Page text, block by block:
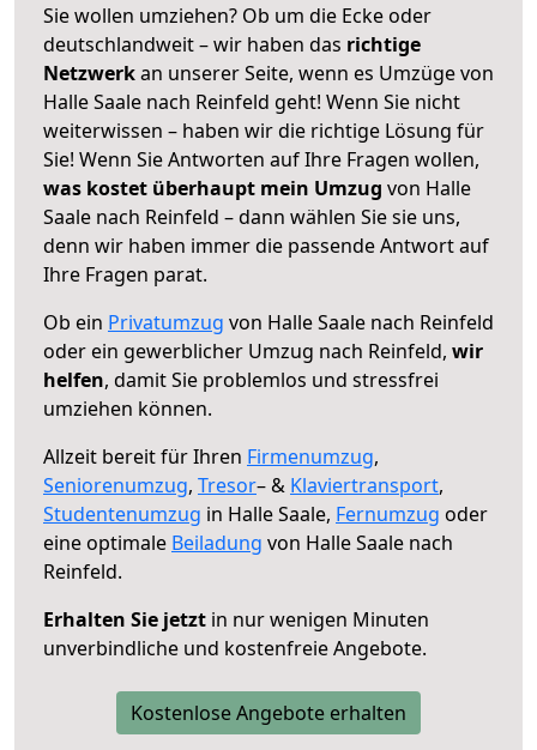
Sie wollen umziehen? Ob um die Ecke oder
deutschlandweit – wir haben das richtige
Netzwerkan unserer Seite, wenn es Umzüge von
Halle Saale nach Reinfeld geht! Wenn Sie nicht
weiterwissen – haben wir die richtige Lösung für
Sie! Wenn Sie Antworten auf Ihre Fragen wollen,
was kostet überhaupt mein Umzug von Halle
Saale nach Reinfeld – dann wählen Sie sie uns,
denn wir haben immer die passende Antwort auf
Ihre Fragen parat.
Ob ein Privatumzug von Halle Saale nach Reinfeld
oder ein gewerblicher Umzug nach Reinfeld, wir
helfen, damit Sie problemlos und stressfrei
umziehen können.
Allzeit bereit für Ihren Firmenumzug,
Seniorenumzug, Tresor– & Klaviertransport,
Studentenumzug in Halle Saale, Fernumzug oder
eine optimale Beiladung von Halle Saale nach
Reinfeld.
Erhalten Sie jetzt in nur wenigen Minuten
unverbindliche und kostenfreie Angebote.
Kostenlose Angebote erhalten